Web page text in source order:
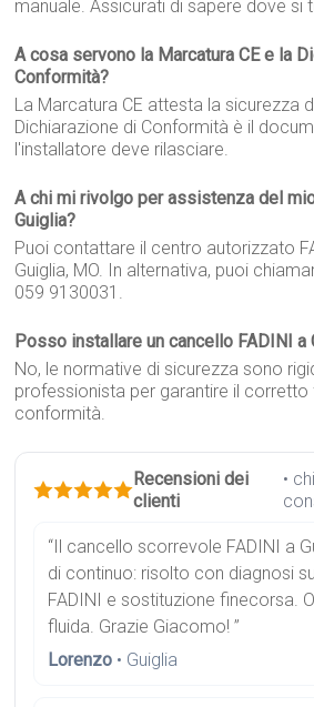
manuale. Assicurati di sapere dove si
A cosa servono la Marcatura CE e la
Conformità?
La Marcatura CE attesta la sicurezza
Dichiarazione di Conformità è il
l'installatore deve rilasciare.
A chi mi rivolgo per assistenza del
Guiglia?
Puoi contattare il centro autorizzato
Guiglia, MO. In alternativa, puoi
059 9130031.
Posso installare un cancello FADINI a
No, le normative di sicurezza sono
professionista per garantire il corretto
conformità.
Recensioni dei
clienti
•
“Il cancello scorrevole FADINI a
di continuo: risolto con diagnosi
FADINI e sostituzione finecorsa.
fluida. Grazie Giacomo! ”
Lorenzo • Guiglia